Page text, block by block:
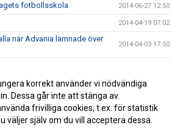
fotbollsskola 2014-06-27 12:50
2014-04-19 07:02
när Advania lämnade över
2014-04-03 17:50
i Advanias tävling 2014-03-03 20:30
Spel 2013-12-14 09:31
korrekt använder vi nödvändiga
Dessa går inte att stänga av.
frivilliga cookies, t.ex. för statistik
väljer själv om du vill acceptera dessa.